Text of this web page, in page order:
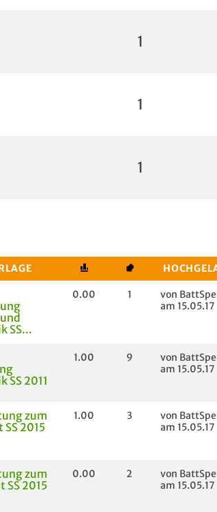
1
1
1
SS...
0.00 1
von
am 15.05.17
SS 2011
1.00 9
von
am 15.05.17
zum
2015
1.00 3
von
am 15.05.17
zum
SS 2015
0.00 2
von
am 15.05.17